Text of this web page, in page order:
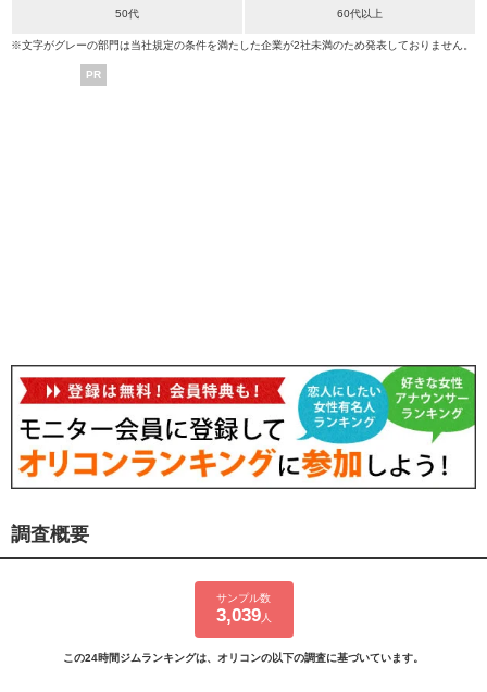
50代 60代以上
※文字がグレーの部門は当社規定の条件を満たした企業が2社未満のため発表しておりません。
PR
調査概要
サンプル数
3,039人
この24時間ジムランキングは、オリコンの以下の調査に基づいています。